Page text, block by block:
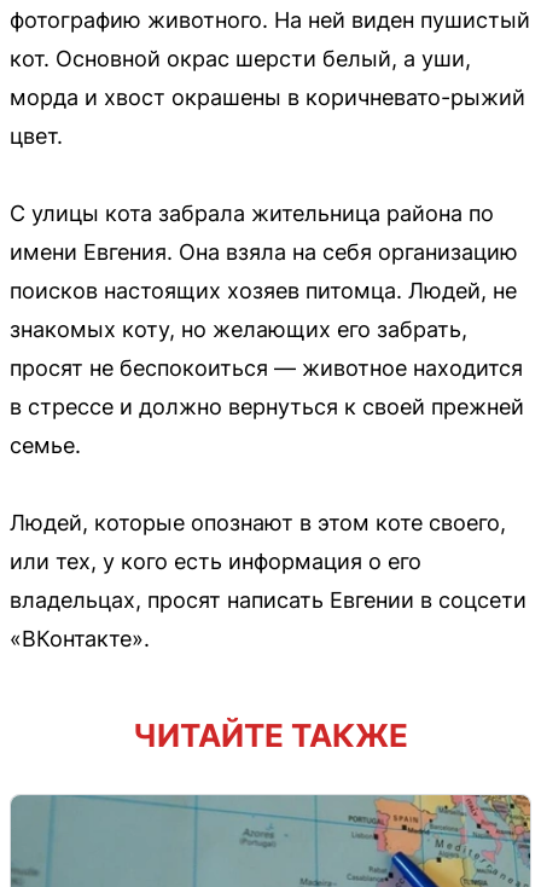
фотографию животного. На ней виден пушистый
кот. Основной окрас шерсти белый, а уши,
морда и хвост окрашены в коричневато-рыжий
цвет.
С улицы кота забрала жительница района по
имени Евгения. Она взяла на себя организацию
поисков настоящих хозяев питомца. Людей, не
знакомых коту, но желающих его забрать,
просят не беспокоиться — животное находится
в стрессе и должно вернуться к своей прежней
семье.
Людей, которые опознают в этом коте своего,
или тех, у кого есть информация о его
владельцах, просят написать Евгении в соцсети
«ВКонтакте».
ЧИТАЙТЕ ТАКЖЕ